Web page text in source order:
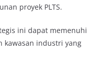
proyek PLTS.
ini dapat memenuhi
kawasan industri yang